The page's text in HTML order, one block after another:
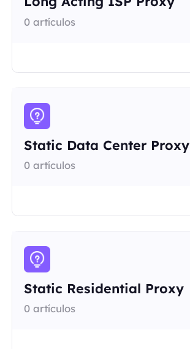
0 artículos
Static Data Center Proxy
0 artículos
Static Residential Proxy
0 artículos